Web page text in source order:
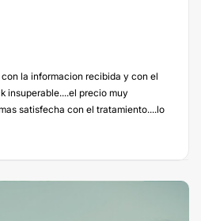
la informacion recibida y con el
insuperable....el precio muy
satisfecha con el tratamiento....lo